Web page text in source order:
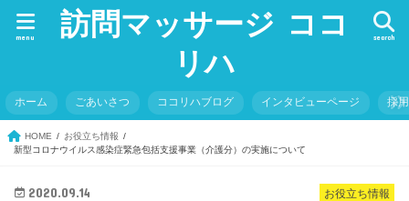
訪問マッサージ ココ
リハ
search
menu
ホーム ごあいさつ ココリハブログ インタビューページ 採
HOME
お役立ち情報
新型コロナウイルス感染症緊急包括支援事業（介護分）の実施について
お役立ち情報
2020.09.14